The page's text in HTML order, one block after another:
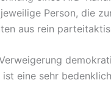
Person, die
aus rein
ist eine sehr